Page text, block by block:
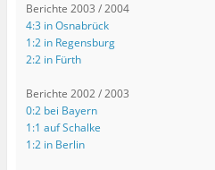
Berichte 2003 / 2004
4:3 in Osnabrück
1:2 in Regensburg
2:2 in Fürth
Berichte 2002 / 2003
0:2 bei Bayern
1:1 auf Schalke
1:2 in Berlin